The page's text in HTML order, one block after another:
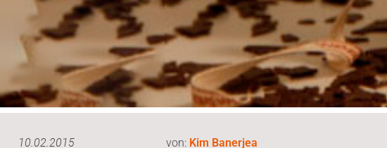
10.02.2015 von: Kim Banerjea